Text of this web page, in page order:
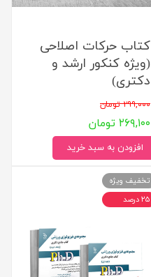
کتاب حرکات اصلاحی
(ویژه کنکور ارشد و
دکتری)
۲۹۹,۰۰۰ تومان
۲۶۹,۱۰۰ تومان
افزودن به سبد خرید
تخفیف ویژه
۲۵ درصد